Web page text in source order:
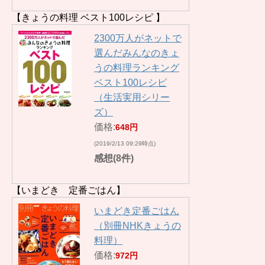
【きょうの料理 ベスト100レシピ 】
2300万人がネットで
選んだみんなのきょ
うの料理ランキング
ベスト100レシピ
（生活実用シリー
ズ）
価格:648円
(2019/2/13 09:29時点)
感想(8件)
【いまどき 定番ごはん】
いまどき定番ごはん
（別冊NHKきょうの
料理）
価格:972円